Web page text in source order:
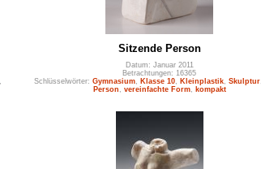
Sitzende Person
Datum: Januar 2011
Betrachtungen: 16365
Schlüsselwörter: Gymnasium Klasse 10 Kleinplastik Skulptur
Person
vereinfachte Form, kompakt